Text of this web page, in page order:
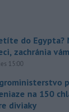
do
zachránia
15:00
na 150
diviaky